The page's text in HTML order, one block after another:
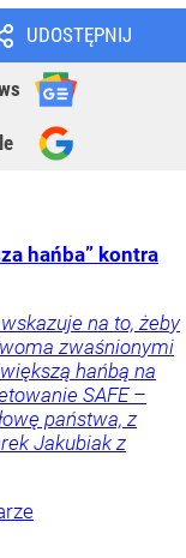
UDOSTĘPNIJ
hańba” kontra
na to, żeby
zwaśnionymi
hańbą na
SAFE –
państwa, z
Jakubiak z